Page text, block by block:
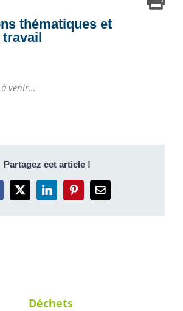
thématiques et
travail
venir…
Partagez cet article !
X LinkedInPinterestEmail
Déchets